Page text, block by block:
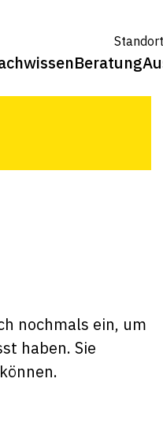
Beratung
nochmals ein, um
haben. Sie